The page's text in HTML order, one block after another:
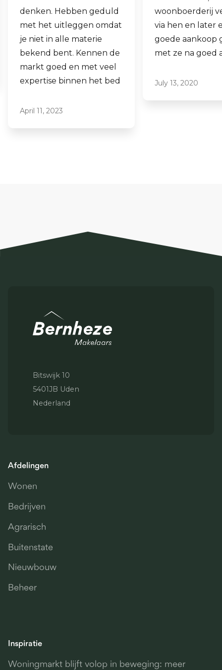
woonboerderij verkocht
via hen en later een
goede aankoop gedaan
met ze na goed advies.
July 13, 2020
ook een
aankopen.
Laagdrempelig
professioneel, ik
Bitswijk 10
5401JB Uden
Nederland
Afdelingen
Wonen
Bedrijven
Agrarisch
Buitenstate
Nieuwbouw
Beheer
Inspiratie
Woningmarkt blijft volop in beweging: meer